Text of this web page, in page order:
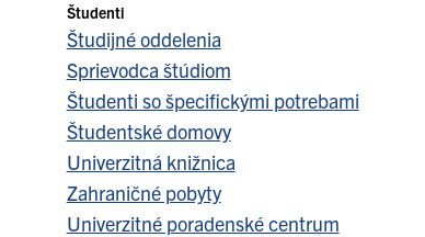
Študenti
Študijné oddelenia
Sprievodca štúdiom
Študenti so špecifickými potrebami
Študentské domovy
Univerzitná knižnica
Zahraničné pobyty
Univerzitné poradenské centrum